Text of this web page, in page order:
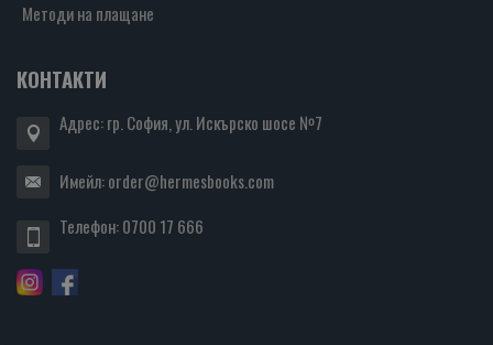
Методи на плащане
КОНТАКТИ
Адрес: гр. София, ул. Искърско шосе №7
Имейл:order@hermesbooks.com
Телефон:0700 17 666